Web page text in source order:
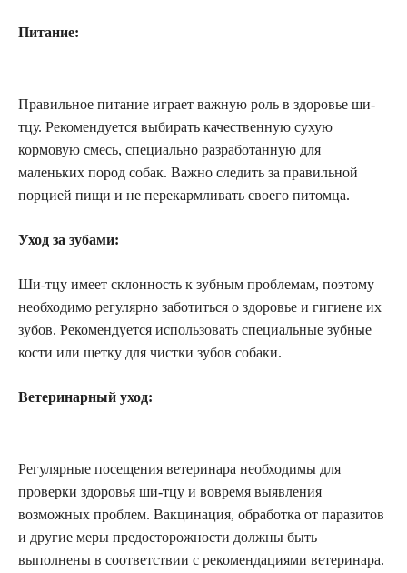
Питание:
Правильное питание играет важную роль в здоровье ши-
тцу. Рекомендуется выбирать качественную сухую
кормовую смесь, специально разработанную для
маленьких пород собак. Важно следить за правильной
порцией пищи и не перекармливать своего питомца.
Уход за зубами:
Ши-тцу имеет склонность к зубным проблемам, поэтому
необходимо регулярно заботиться о здоровье и гигиене их
зубов. Рекомендуется использовать специальные зубные
кости или щетку для чистки зубов собаки.
Ветеринарный уход:
Регулярные посещения ветеринара необходимы для
проверки здоровья ши-тцу и вовремя выявления
возможных проблем. Вакцинация, обработка от паразитов
и другие меры предосторожности должны быть
выполнены в соответствии с рекомендациями ветеринара.